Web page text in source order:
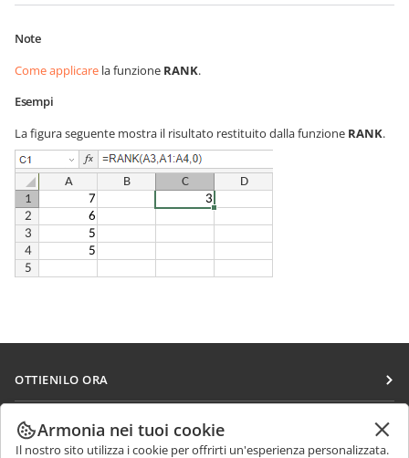
Note
Come applicare la funzione RANK.
Esempi
La figura seguente mostra il risultato restituito dalla funzione RANK.
OTTIENILO ORA
Docs
DocSpace
COLLABORA
Per i contributori
Armonia nei tuoi cookie
Il nostro sito utilizza i cookie per offrirti un'esperienza personalizzata.